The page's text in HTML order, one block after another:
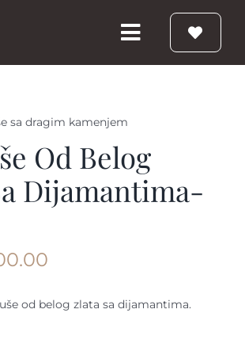
Toggle
Navigation
sa dragim kamenjem
Od Belog
Dijamantima-
od belog zlata sa dijamantima.